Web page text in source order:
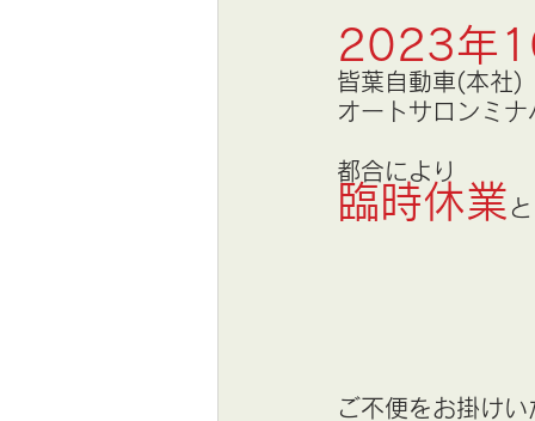
2023年
皆葉自動車(本社)
オートサロンミナ
都合により
臨時休業
ご不便をお掛け